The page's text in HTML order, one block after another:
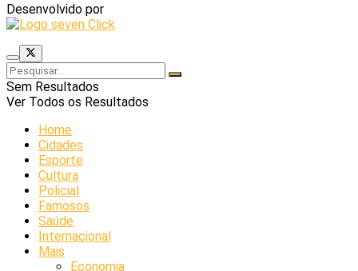
Desenvolvido por
Sem Resultados
Ver Todos os Resultados
Home
Cidades
Esporte
Cultura
Policial
Famosos
Saúde
Internacional
Mais
Economia